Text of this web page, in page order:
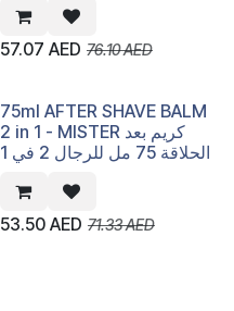
57.07 AED 76.10AED
75ml AFTER SHAVE BALM
2 in 1 - MISTER كريم بعد
الحلاقة 75 مل للرجال 2 في 1
53.50AED 71.33AED